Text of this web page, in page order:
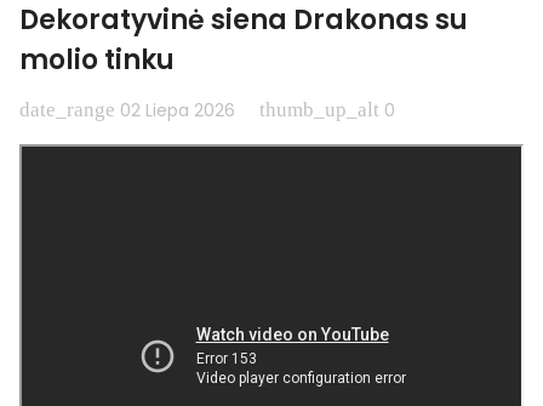
Dekoratyvinė siena Drakonas su
molio tinku
date_range 02 Liepa 2026 thumb_up_alt 0